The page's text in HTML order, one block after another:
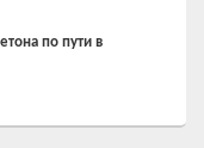
по пути в